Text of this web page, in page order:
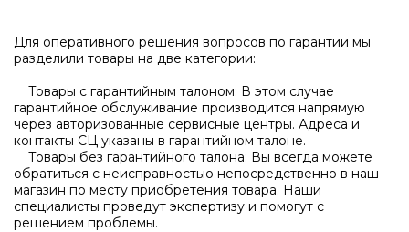
Для оперативного решения вопросов по гарантии мы
разделили товары на две категории:
Товары с гарантийным талоном: В этом случае
гарантийное обслуживание производится напрямую
через авторизованные сервисные центры. Адреса и
контакты СЦ указаны в гарантийном талоне.
Товары без гарантийного талона: Вы всегда можете
обратиться с неисправностью непосредственно в наш
магазин по месту приобретения товара. Наши
специалисты проведут экспертизу и помогут с
решением проблемы.